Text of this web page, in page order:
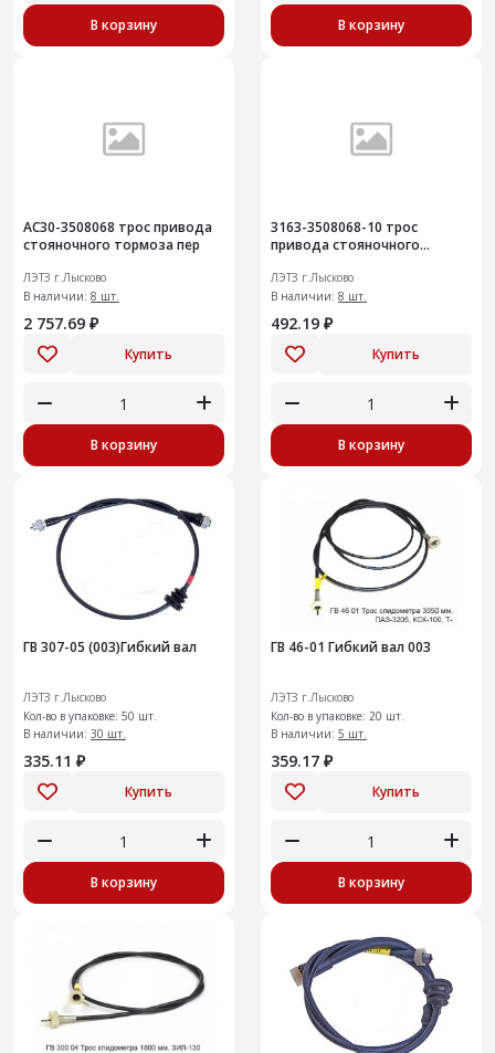
В корзину В корзину
АС30-3508068 трос привода
стояночного тормоза пер
ЛЭТЗ г.Лысково
В наличии: 8 шт.
2 757.69 ₽
Купить
В корзину
3163-3508068-10 трос
привода стояночного
ЛЭТЗ г.Лысково
В наличии: 8 шт.
492.19 ₽
Купить
В корзину
ГВ 307-05 (003)Гибкий вал
ЛЭТЗ г.Лысково
Кол-во в упаковке: 50 шт.
В наличии: 30 шт.
335.11 ₽
Купить
В корзину
ГВ 46-01 Гибкий вал 003
ЛЭТЗ г.Лысково
Кол-во в упаковке: 20 шт.
В наличии: 5 шт.
359.17 ₽
Купить
В корзину